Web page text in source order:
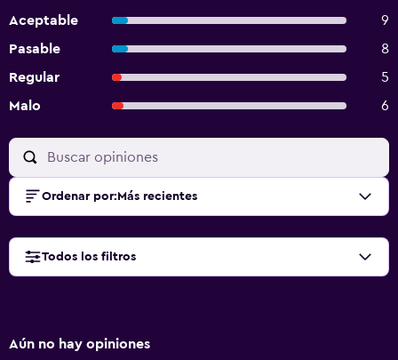
Aceptable
9
Pasable
8
Regular
5
Malo
6
Ordenar por: Más recientes
Todos los filtros
Aún no hay opiniones